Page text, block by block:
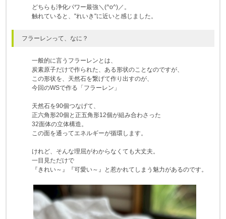
どちらも浄化パワー最強＼(^o^)／。
触れていると、"れいき"に近いと感じました。
フラーレンって、なに？
一般的に言うフラーレンとは、
炭素原子だけで作られた、ある形状のことなのですが、
この形状を、天然石を繋げて作り出すのが、
今回のWSで作る「フラーレン」
天然石を90個つなげて、
正六角形20個と正五角形12個が組み合わさった
32面体の立体構造。
この面を通ってエネルギーが循環します。
けれど、そんな理屈がわからなくても大丈夫。
一目見ただけで
『きれい～』『可愛い～』と惹かれてしまう魅力があるのです。